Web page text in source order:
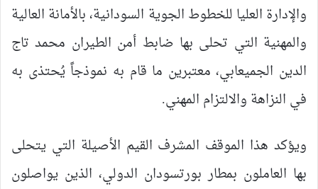
والإدارة العليا للخطوط الجوية السودانية، بالأمانة العالية
والمهنية التي تحلى بها ضابط أمن الطيران محمد تاج
الدين الجميعابي، معتبرين ما قام به نموذجاً يُحتذى به
في النزاهة والالتزام المهني.
ويؤكد هذا الموقف المشرف القيم الأصيلة التي يتحلى
بها العاملون بمطار بورتسودان الدولي، الذين يواصلون